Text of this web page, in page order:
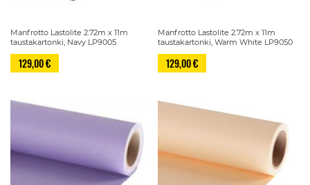
Manfrotto Lastolite 2.72m x 11m
taustakartonki, Navy LP9005
129,00 €
Manfrotto Lastolite 2.72m x 11m
taustakartonki, Warm White LP9050
129,00 €